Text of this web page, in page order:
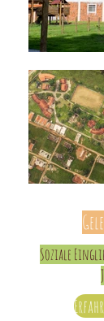
Soziale